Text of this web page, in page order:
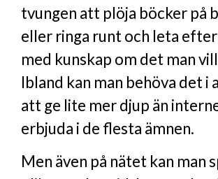
tvungen att plöja böcker på
eller ringa runt och leta
med kunskap om det man
Ibland kan man behöva det i
att ge lite mer djup än
erbjuda i de flesta ämnen.
Men även på nätet kan man